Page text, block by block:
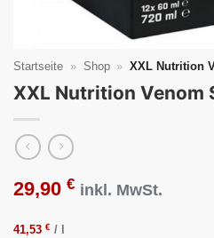
Startseite » Shop » XXL Nutrition
XXL Nutrition Venom
29,90 € inkl. MwSt.
41,53 € /